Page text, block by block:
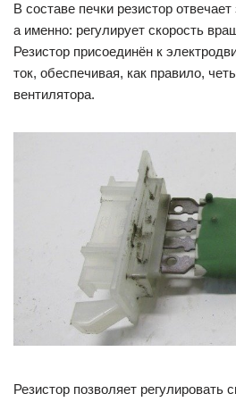
В составе печки резистор
а именно: регулирует скорость
Резистор присоединён к
ток, обеспечивая, как правило,
вентилятора.
Резистор позволяет регулировать